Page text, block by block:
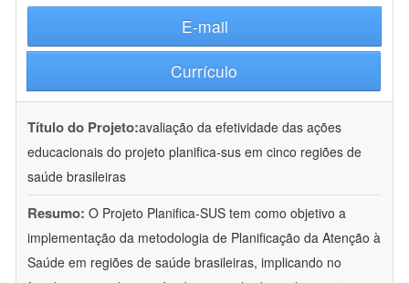
E-mail
Currículo
Título do Projeto:avaliação da efetividade das ações
educacionais do projeto planifica-sus em cinco regiões de
saúde brasileiras
Resumo: O Projeto Planifica-SUS tem como objetivo a
implementação da metodologia de Planificação da Atenção à
Saúde em regiões de saúde brasileiras, implicando no